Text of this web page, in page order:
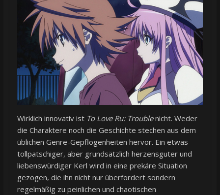
Wirklich innovativ ist To Love Ru: Troublenicht. Weder
die Charaktere noch die Geschichte stechen aus dem
üblichen Genre-Gepflogenheiten hervor. Ein etwas
tollpatschiger, aber grundsätzlich herzensguter und
liebenswürdiger Kerl wird in eine prekäre Situation
gezogen, die ihn nicht nur überfordert sondern
regelmäßig zu peinlichen und chaotischen